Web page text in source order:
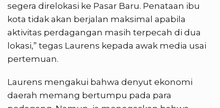
segera direlokasi ke Pasar Baru. Penataan ibu
kota tidak akan berjalan maksimal apabila
aktivitas perdagangan masih terpecah di dua
lokasi,” tegas Laurens kepada awak media usai
pertemuan.
Laurens mengakui bahwa denyut ekonomi
daerah memang bertumpu pada para